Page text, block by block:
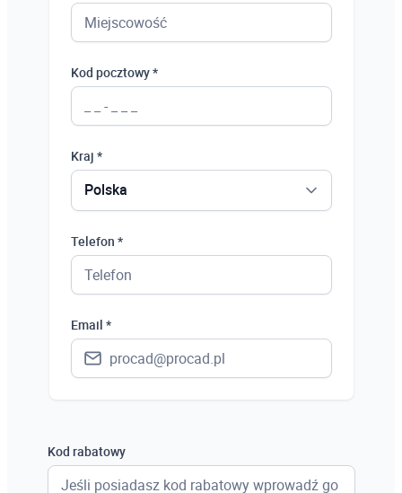
Kod pocztowy *
Kraj *
Polska
Telefon *
Email *
Kod rabatowy
Polska
Ukraina
Niemcy
Wielka Brytania
Włochy
Francja